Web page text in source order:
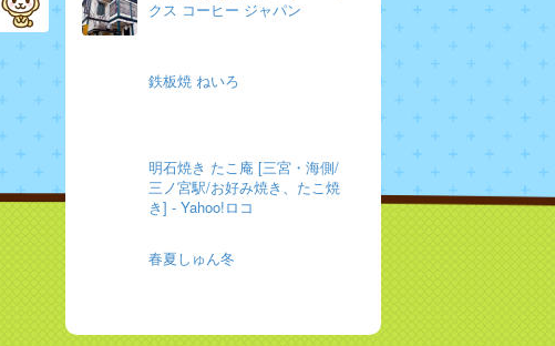
クス コーヒー ジャパン
鉄板焼 ねいろ
明石焼き たこ庵 [三宮・海側/
三ノ宮駅/お好み焼き、たこ焼
き] - Yahoo!ロコ
春夏しゅん冬